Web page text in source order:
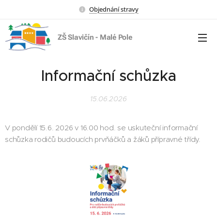
Objednání stravy
ZŠ Slavičín - Malé Pole
Informační schůzka
15.06.2026
V pondělí 15.6. 2026 v 16.00 hod. se uskuteční informační
schůzka rodičů budoucích prvňáčků a žáků přípravné třídy.